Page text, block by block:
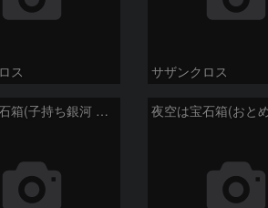
ス サザンクロス
夜空は宝石箱(子持ち銀河 M51) Seestar50